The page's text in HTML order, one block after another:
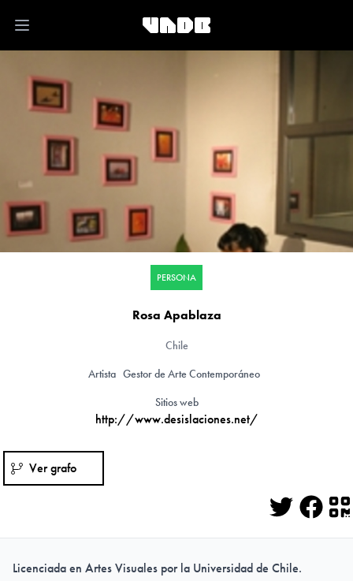
Open main menu
PERSONA
Rosa Apablaza
Chile
Artista Gestor de Arte Contemporáneo
Sitios web
http://www.desislaciones.net/
Ver grafo
Twitter
Licenciada en Artes Visuales por la Universidad de Chile.